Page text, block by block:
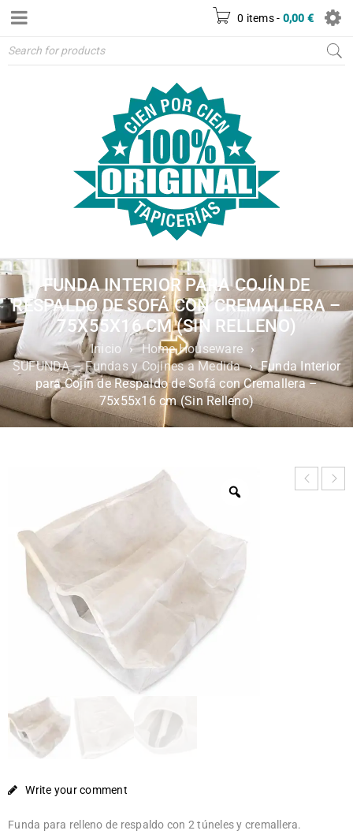
0 items - 0,00 €
FUNDA INTERIOR PARA COJÍN DE
RESPALDO DE SOFÁ CON CREMALLERA –
75X55X16 CM (SIN RELLENO)
Inicio › Home Houseware ›
SUFUNDA – Fundas y Cojines a Medida › Funda Interior
para Cojín de Respaldo de Sofá con Cremallera –
75x55x16 cm (Sin Relleno)
Write your comment
Funda para relleno de respaldo con 2 túneles y cremallera.